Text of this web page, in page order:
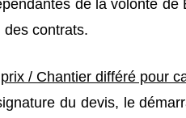
de la volonté
contrats.
/ Chantier différé pour
du devis, le